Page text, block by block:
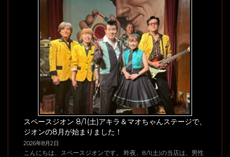
スペースジオン 8/1(土)アキラ＆マオちゃんステージで、
ジオンの8月が始まりました！
2026年8月2日
こんにちは、スペースジオンです。 昨夜、8/1(土)の当店は、男性